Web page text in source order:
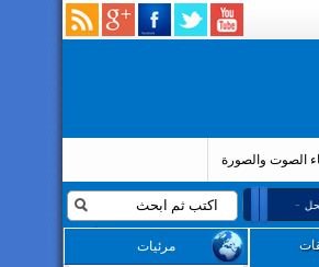
الصوت والصورة
2019 مقال :انطباع حول تصريح سعيداني-
مرئيات